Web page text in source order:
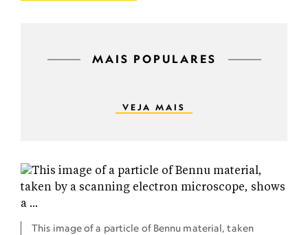
MAIS POPULARES
VEJA MAIS
This image of a particle of Bennu material, taken